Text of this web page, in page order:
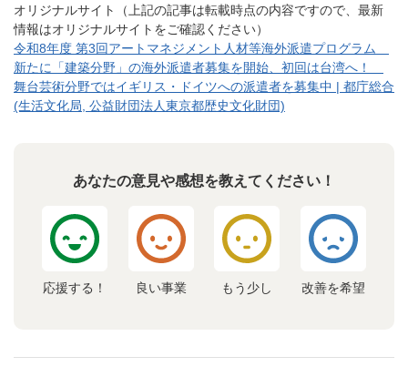
オリジナルサイト（上記の記事は転載時点の内容ですので、最新
情報はオリジナルサイトをご確認ください）
令和8年度 第3回アートマネジメント人材等海外派遣プログラム
新たに「建築分野」の海外派遣者募集を開始、初回は台湾へ！
舞台芸術分野ではイギリス・ドイツへの派遣者を募集中 | 都庁総合
(生活文化局, 公益財団法人東京都歴史文化財団)
あなたの意見や感想を教えてください！
応援する！ 良い事業 もう少し 改善を希望